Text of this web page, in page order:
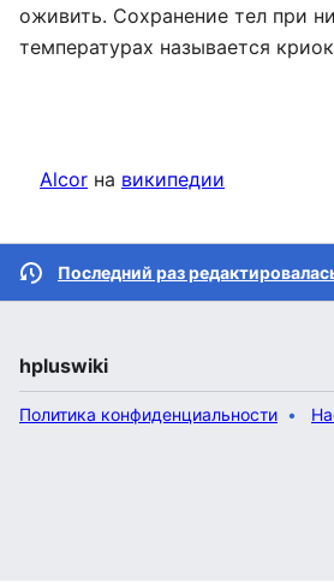
оживить. Сохранение тел при
температурах называется
Alcor на википедии
hpluswiki
Политика конфиденциальности